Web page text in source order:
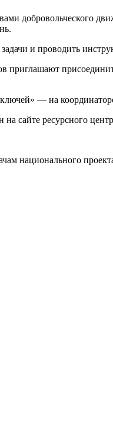
добровольческого
и проводить
— на
на сайте ресурсного
национального